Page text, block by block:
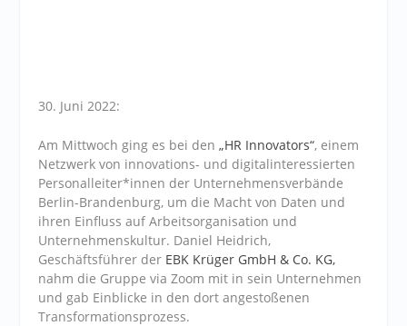
30. Juni 2022:
Am Mittwoch ging es bei den„HR Innovators“, einem
Netzwerk von innovations- und digitalinteressierten
Personalleiter*innen der Unternehmensverbände
Berlin-Brandenburg, um die Macht von Daten und
ihren Einfluss auf Arbeitsorganisation und
Unternehmenskultur. Daniel Heidrich,
Geschäftsführer der EBK Krüger GmbH & Co. KG,
nahm die Gruppe via Zoom mit in sein Unternehmen
und gab Einblicke in den dort angestoßenen
Transformationsprozess.